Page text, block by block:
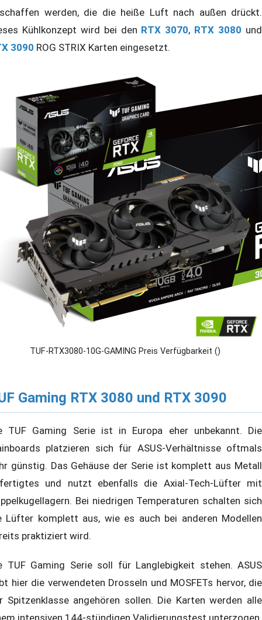
werden, die die heiße Luft nach außen drückt.
Kühlkonzept wird bei den RTX 3070, RTX 3080 und
3090 ROG STRIX Karten eingesetzt.
TUF-RTX3080-10G-GAMING Preis Verfügbarkeit ()
Gaming RTX 3080 und RTX 3090
TUF Gaming Serie ist in Europa eher unbekannt. Die
platzieren sich für ASUS-Verhältnisse oftmals
günstig. Das Gehäuse der Serie ist komplett aus Metall
und nutzt ebenfalls die Axial-Tech-Lüfter mit
Bei niedrigen Temperaturen schalten sich
Lüfter komplett aus, wie es auch bei anderen Modellen
praktiziert wird.
TUF Gaming Serie soll für Langlebigkeit stehen. ASUS
hier die verwendeten Drosseln und MOSFETs hervor, die
Spitzenklasse angehören sollen. Die Karten werden alle